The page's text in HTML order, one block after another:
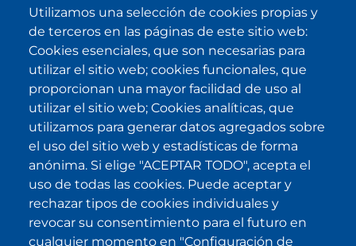
SUBSCRIBE
He sido informado/a sobre política
de privacidad
y la acepto.
IKI en otras latitudes
. . . .
Utilizamos una selección de cookies propias y
de terceros en las páginas de este sitio web:
Cookies esenciales, que son necesarias para
utilizar el sitio web; cookies funcionales, que
proporcionan una mayor facilidad de uso al
utilizar el sitio web; Cookies analíticas, que
utilizamos para generar datos agregados sobre
el uso del sitio web y estadísticas de forma
anónima. Si elige "ACEPTAR TODO", acepta el
uso de todas las cookies. Puede aceptar y
rechazar tipos de cookies individuales y
revocar su consentimiento para el futuro en
cualquier momento en "Configuración de